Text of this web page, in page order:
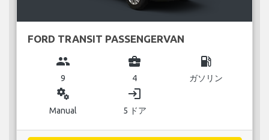
FORD TRANSIT PASSENGERVAN
group
9
business_center
4
local_gas_station
ガソリン
miscellaneous_services
Manual
login
5 ドア